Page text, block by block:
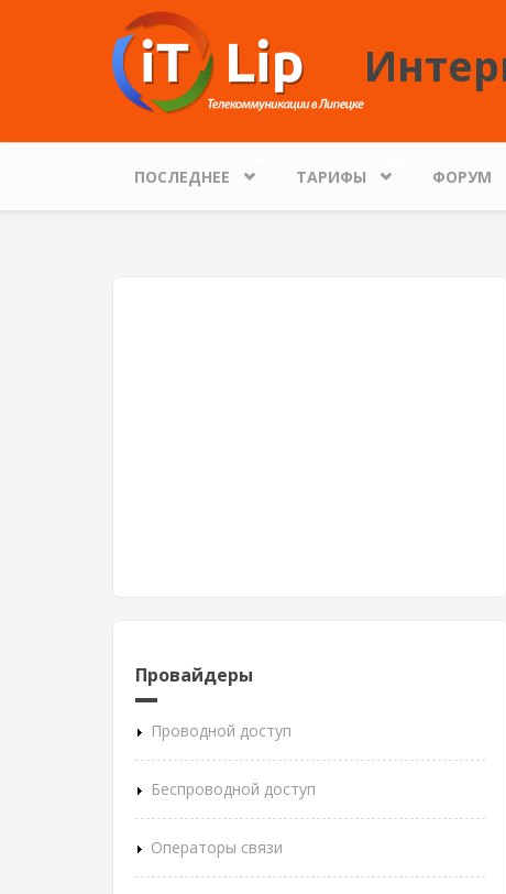
Перейти к основному содержанию
ПОСЛЕДНЕЕ ТАРИФЫ ФОРУМ
Провайдеры
Проводной доступ
Беспроводной доступ
Операторы связи